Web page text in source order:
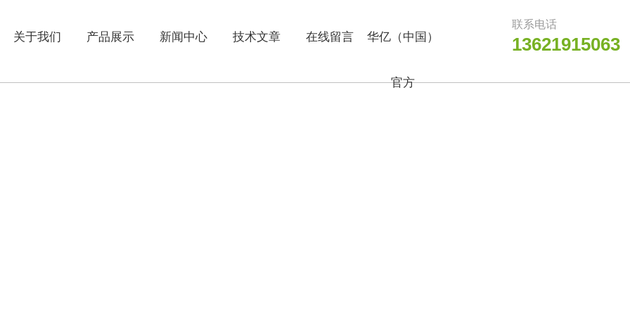
关于我们 产品展示 新闻中心 技术文章 在线留言 华亿（中国）
官方
联系电话
13621915063